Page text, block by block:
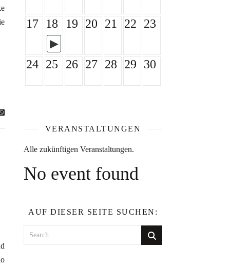
17 18 19 20 21 22 23
24 25 26 27 28 29 30
VERANSTALTUNGEN
Alle zukünftigen Veranstaltungen.
No event found
AUF DIESER SEITE SUCHEN: